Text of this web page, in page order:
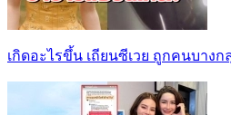
เกิดอะไรขึ้น เถียนซีเวย ถูกคนบาง